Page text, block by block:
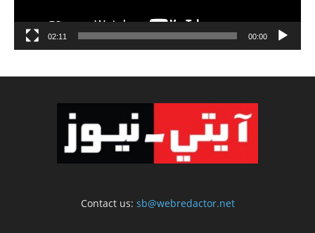
00:00
02:11
Contact us: sb@webredactor.net